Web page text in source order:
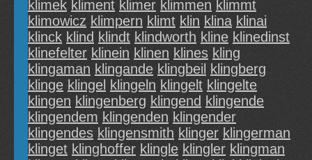
klimek kliment klimer klimmen klimmt
klimowicz klimpern klimt klin klina klinai
klinck klind klindt klindworth kline klinedinst
klinefelter klinein klinen klines kling
klingaman klingande klingbeil
klingberg
klinge klingel klingeln klingelt klingelte
klingen klingenberg klingend klingende
klingendem klingenden klingender
klingendes klingensmith klinger klingerman
klinget klinghoffer klingle klingler klingman